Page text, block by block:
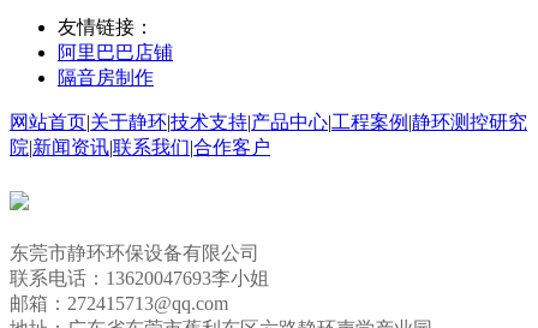
友情链接：
阿里巴巴店铺
隔音房制作
网站首页|关于静环|技术支持|产品中心|工程案例 |静环测控研究
院|新闻资讯|联系我们|合作客户
东莞市静环环保设备有限公司
联系电话：13620047693李小姐
邮箱：272415713@qq.com